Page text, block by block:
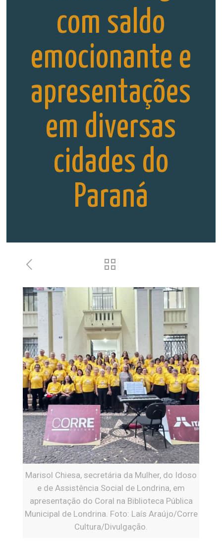
com saldo
emocionante e
apresentações
em diversas
cidades do
Paraná
Marisol Chiesa, secretária da Mulher, do Idoso
e de Assistência Social de Londrina, em
apresentação do Coral na Biblioteca Pública
Municipal de Londrina. Foto: Laís Araújo/Corre
Cultura/Divulgação.